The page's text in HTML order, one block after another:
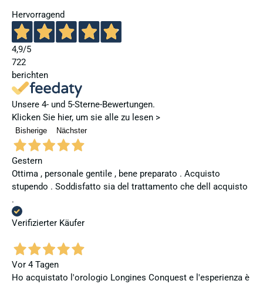
Hervorragend
4,9/5
722
berichten
Unsere 4- und 5-Sterne-Bewertungen.
Klicken Sie hier, um sie alle zu lesen >
Bisherige Nächster
Gestern
Ottima , personale gentile , bene preparato . Acquisto
stupendo . Soddisfatto sia del trattamento che dell acquisto
.
Verifizierter Käufer
Vor 4 Tagen
Ho acquistato l'orologio Longines Conquest e l'esperienza è